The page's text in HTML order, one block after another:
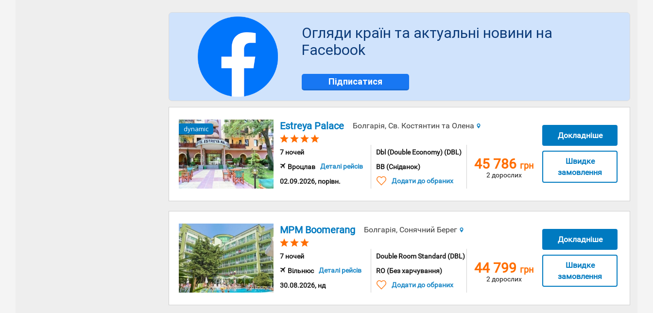
Огляди країн та актуальні новини на
Facebook
Підписатися
Estreya Palace Болгарія, Св. Костянтин та Олена
dynamic
7 ночей
Вроцлав
Деталі рейсів
02.09.2026, порівн.
Dbl (Double Economy) (DBL)
BB (Сніданок)
Додати до обраних
45 786 грн
2 дорослих
Докладніше
Швидке
замовлення
MPM Boomerang Болгарія, Сонячний Берег
7 ночей
Вільнюс Деталі рейсів
30.08.2026, нд
Double Room Standard (DBL)
RO (Без харчування)
Додати до обраних
44 799 грн
2 дорослих
Докладніше
Швидке
замовлення